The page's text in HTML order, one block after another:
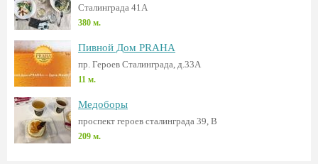
Сталинграда 41А
380 м.
Пивной Дом PRAHA
пр. Героев Сталинграда, д.33А
11 м.
Медоборы
проспект героев сталинграда 39, B
209 м.